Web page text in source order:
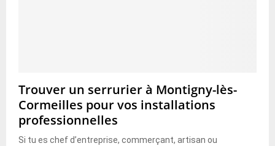
Trouver un serrurier à Montigny-lès-
Cormeilles pour vos installations
professionnelles
Si tu es chef d’entreprise, commerçant, artisan ou